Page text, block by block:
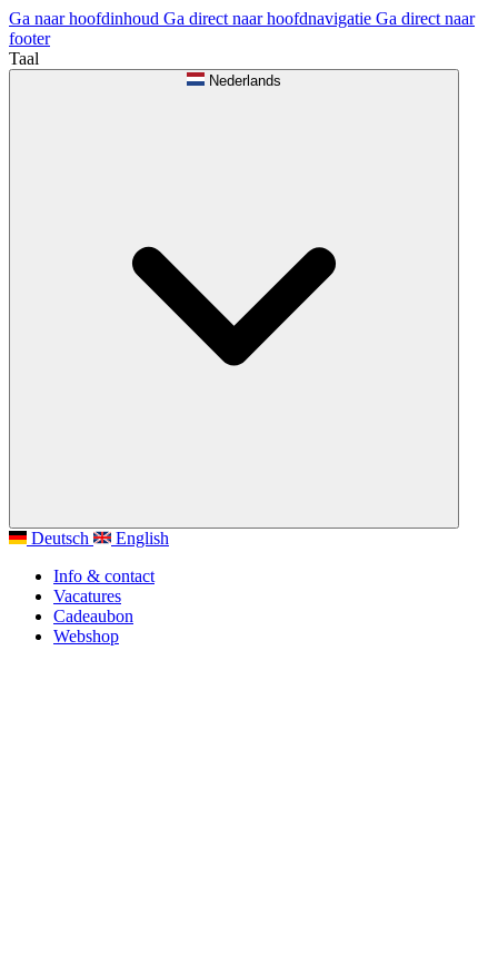
Ga naar hoofdinhoud Ga direct naar hoofdnavigatie Ga direct naar
footer
Taal
Nederlands
Deutsch
English
Info & contact
Vacatures
Cadeaubon
Webshop